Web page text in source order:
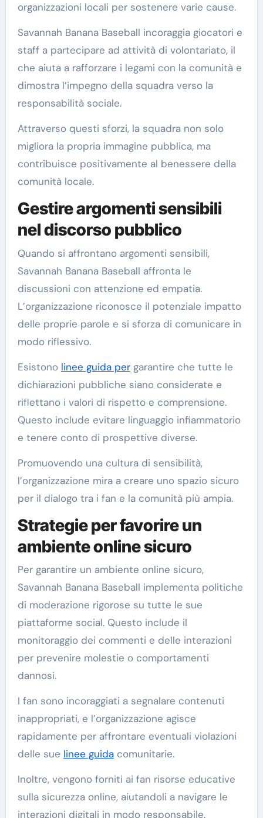
organizzazioni locali per sostenere varie cause.
Savannah Banana Baseball incoraggia giocatori e
staff a partecipare ad attività di volontariato, il
che aiuta a rafforzare i legami con la comunità e
dimostra l’impegno della squadra verso la
responsabilità sociale.
Attraverso questi sforzi, la squadra non solo
migliora la propria immagine pubblica, ma
contribuisce positivamente al benessere della
comunità locale.
Gestire argomenti sensibili
nel discorso pubblico
Quando si affrontano argomenti sensibili,
Savannah Banana Baseball affronta le
discussioni con attenzione ed empatia.
L’organizzazione riconosce il potenziale impatto
delle proprie parole e si sforza di comunicare in
modo riflessivo.
Esistono linee guida pergarantire che tutte le
dichiarazioni pubbliche siano considerate e
riflettano i valori di rispetto e comprensione.
Questo include evitare linguaggio infiammatorio
e tenere conto di prospettive diverse.
Promuovendo una cultura di sensibilità,
l’organizzazione mira a creare uno spazio sicuro
per il dialogo tra i fan e la comunità più ampia.
Strategie per favorire un
ambiente online sicuro
Per garantire un ambiente online sicuro,
Savannah Banana Baseball implementa politiche
di moderazione rigorose su tutte le sue
piattaforme social. Questo include il
monitoraggio dei commenti e delle interazioni
per prevenire molestie o comportamenti
dannosi.
I fan sono incoraggiati a segnalare contenuti
inappropriati, e l’organizzazione agisce
rapidamente per affrontare eventuali violazioni
delle sue linee guidacomunitarie.
Inoltre, vengono forniti ai fan risorse educative
sulla sicurezza online, aiutandoli a navigare le
interazioni digitali in modo responsabile.